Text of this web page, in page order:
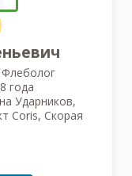
года
Ударников,
Coris, Скорая